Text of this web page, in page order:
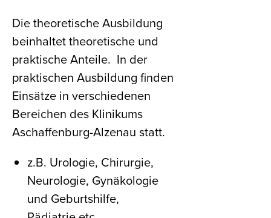
Die theoretische Ausbildung
beinhaltet theoretische und
praktische Anteile. In der
praktischen Ausbildung finden
Einsätze in verschiedenen
Bereichen des Klinikums
Aschaffenburg-Alzenau statt.
z.B. Urologie, Chirurgie,
Neurologie, Gynäkologie
und Geburtshilfe,